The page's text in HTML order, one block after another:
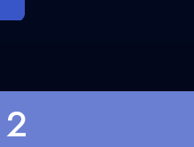
2